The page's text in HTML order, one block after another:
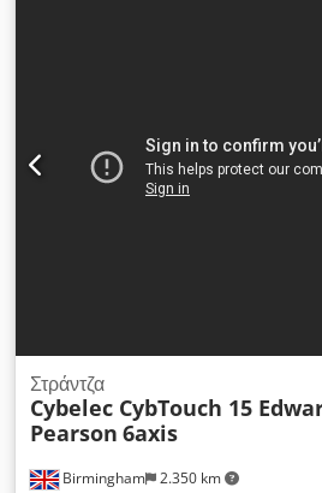
παραγωγή και θα μεταφερθεί στο
ελεγχθεί, να δοκιμαστεί και να
επισκευή. Μπορούμε να
Birmingham 2.350 km
Στράντζα
Cybelec CybTouch 15
Pearson 6axis